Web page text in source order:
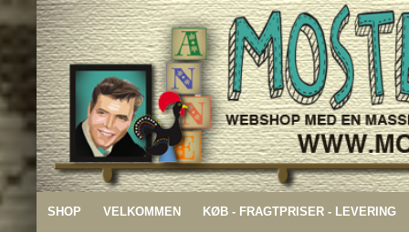
SHOP VELKOMMEN KØB - FRAGTPRISER - LEVERING